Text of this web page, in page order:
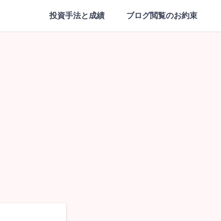
投資手法と成績 ブログ閲覧のお約束